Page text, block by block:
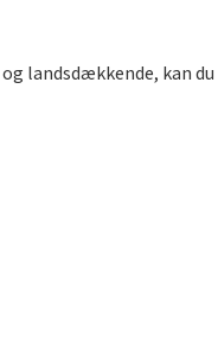
landsdækkende, kan du